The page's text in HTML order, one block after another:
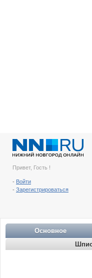
Привет, Гость !
- Войти
- Зарегистрироваться
Основное